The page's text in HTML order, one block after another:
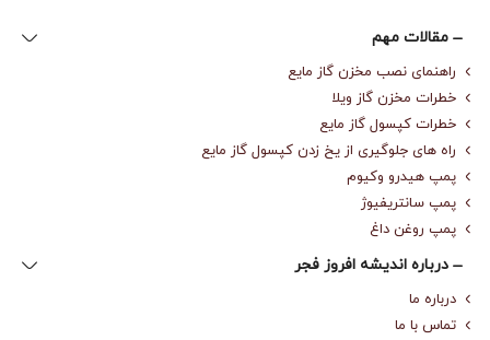
مقالات مهم
راهنمای نصب مخزن گاز مایع
خطرات مخزن گاز ویلا
خطرات کپسول گاز مایع
راه های جلوگیری از یخ زدن کپسول گاز مایع
پمپ هیدرو وکیوم
پمپ سانتریفیوژ
پمپ روغن داغ
درباره‌ اندیشه افروز فجر
درباره‌ ما
تماس با ما